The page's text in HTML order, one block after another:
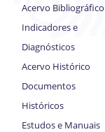
Acervo Bibliográfico
Indicadores e
Diagnósticos
Acervo Histórico
Documentos
Históricos
Estudos e Manuais